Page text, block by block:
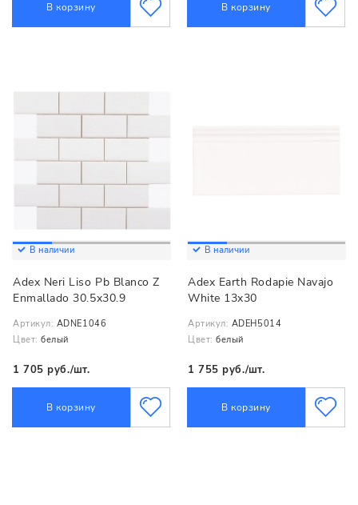
В корзину В корзину
В наличии
Adex Neri Liso Pb Blanco Z
Enmallado 30.5x30.9
Артикул: ADNE1046
Цвет: белый
1 705 руб./шт.
В корзину
В наличии
Adex Earth Rodapie Navajo
White 13x30
Артикул: ADEH5014
Цвет: белый
1 755 руб./шт.
В корзину